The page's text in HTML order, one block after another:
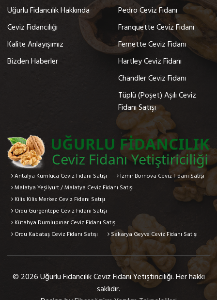
Uğurlu Fidancılık Hakkında
Ceviz Fidancılığı
Kalite Anlayışımız
Bizden Haberler
Pedro Ceviz Fidanı
Franquette Ceviz Fidanı
Fernette Ceviz Fidanı
Hartley Ceviz Fidanı
Chandler Ceviz Fidanı
Tüplü (Poşet) Aşılı Ceviz
Fidanı Satışı
Antalya Kumluca Ceviz Fidanı Satışı
İzmir Bornova Ceviz Fidanı Satışı
Malatya Yeşilyurt / Malatya Ceviz Fidanı Satışı
Kilis Kilis Merkez Ceviz Fidanı Satışı
Ordu Gürgentepe Ceviz Fidanı Satışı
Kütahya Dumlupınar Ceviz Fidanı Satışı
Ordu Kabataş Ceviz Fidanı Satışı
Sakarya Geyve Ceviz Fidanı Satışı
© 2026 Uğurlu Fidancılık Ceviz Fidanı Yetiştiriciliği. Her hakkı
saklıdır.